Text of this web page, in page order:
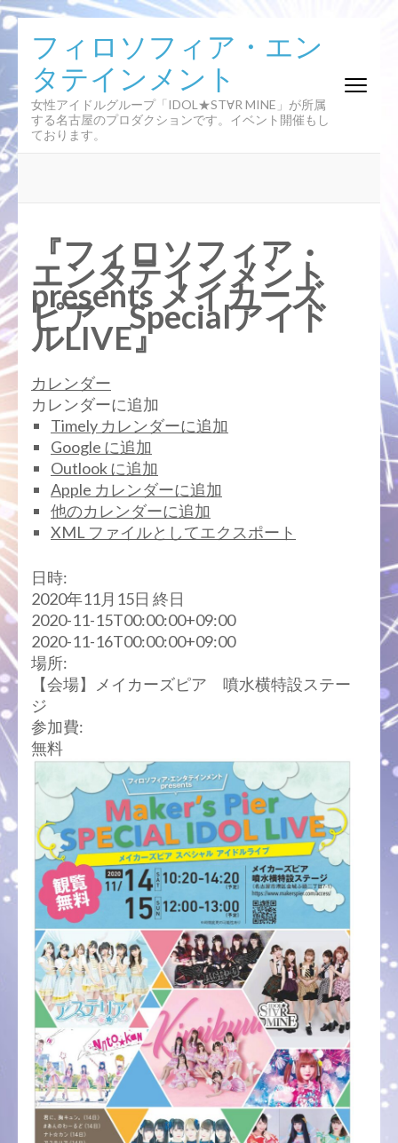
コ
ン
ン
ツ
へ
ス
ッ
プ
(Enter
を
す)
フィロソフィア・エン
タテインメント
女性アイドルグループ「IDOL★ST∀R MINE」が所属
する名古屋のプロダクションです。イベント開催もし
ております。
『フィロソフィア・
エンタテインメント
presents メイカーズ
ピア Specialアイド
ルLIVE』
カレンダー
カレンダーに追加
Timely カレンダーに追加
Google に追加
Outlook に追加
Apple カレンダーに追加
他のカレンダーに追加
XML ファイルとしてエクスポート
日時:
2020年11月15日 終日
2020-11-15T00:00:00+09:00
2020-11-16T00:00:00+09:00
場所:
【会場】メイカーズピア 噴水横特設ステー
ジ
参加費:
無料